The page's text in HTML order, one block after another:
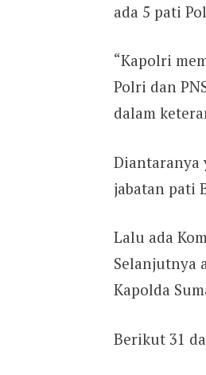
ada 5 pati
“Kapolri
Polri dan
dalam
Diantaranya
jabatan pati
Lalu ada
Selanjutnya
Kapolda
Berikut 31